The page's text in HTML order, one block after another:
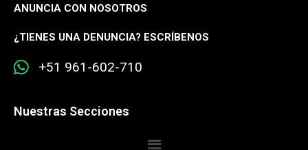
ANUNCIA CON NOSOTROS
¿TIENES UNA DENUNCIA? ESCRÍBENOS
+51 961-602-710
Nuestras Secciones